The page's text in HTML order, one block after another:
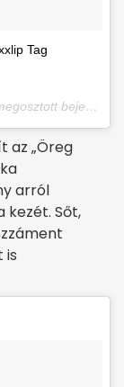
Tag
Travel / Earth / Vacations (@vacations) által megosztott bejegyzés,
az „Öreg
arról
kezét. Sőt,
is